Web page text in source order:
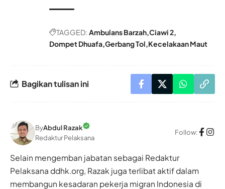
TAGGED: Ambulans Barzah Ciawi 2
Dompet Dhuafa Gerbang Tol Kecelakaan Maut
Bagikan tulisan ini
ByAbdul Razak
Redaktur Pelaksana
Follow:
Selain mengemban jabatan sebagai Redaktur
Pelaksana ddhk.org, Razak juga terlibat aktif dalam
membangun kesadaran pekerja migran Indonesia di